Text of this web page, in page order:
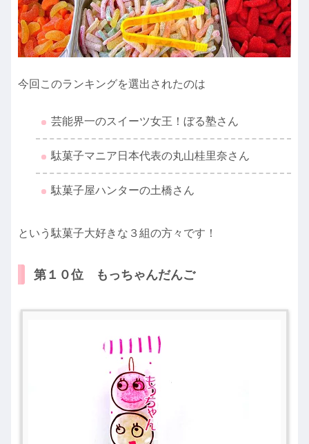
今回このランキングを選出されたのは
芸能界一のスイーツ女王！ぼる塾さん
駄菓子マニア日本代表の丸山桂里奈さん
駄菓子屋ハンターの土橋さん
という駄菓子大好きな３組の方々です！
第１０位 もっちゃんだんご